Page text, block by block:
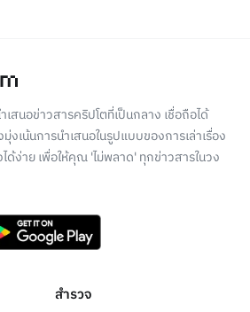
เสนอข่าวสารคริปโตที่เป็นกลาง เชื่อถือได้
งเน้นการนำเสนอในรูปแบบของการเล่าเรื่อง
ด้ง่าย เพื่อให้คุณ 'ไม่พลาด' ทุกข่าวสารในวง
สำรวจ